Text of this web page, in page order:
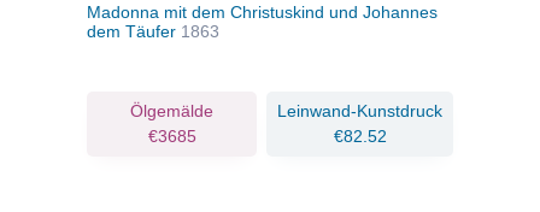
Madonna mit dem Christuskind und Johannes
dem Täufer 1863
Ölgemälde
€3685
Leinwand-Kunstdruck
€82.52